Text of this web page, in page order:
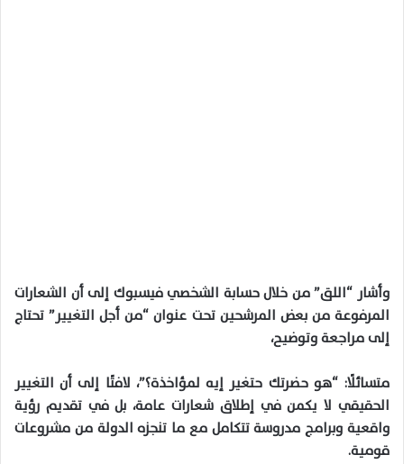
وأشار “اللق” من خلال حسابة الشخصي فيسبوك إلى أن الشعارات
المرفوعة من بعض المرشحين تحت عنوان “من أجل التغيير” تحتاج
إلى مراجعة وتوضيح،
متسائلًا: “هو حضرتك حتغير إيه لمؤاخذة؟”، لافتًا إلى أن التغيير
الحقيقي لا يكمن في إطلاق شعارات عامة، بل في تقديم رؤية
واقعية وبرامج مدروسة تتكامل مع ما تنجزه الدولة من مشروعات
قومية.